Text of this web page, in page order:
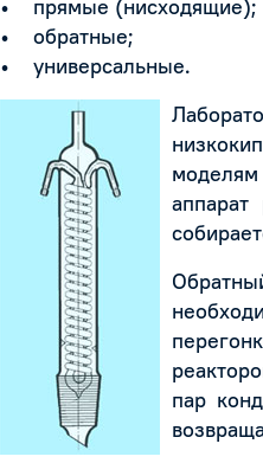
• прямые (нисходящие);
• обратные;
• универсальные.
моделям
аппарат
пар